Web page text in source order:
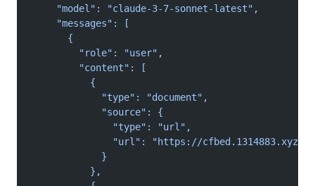
    "model": "claude-3-7-sonnet-latest",
    "messages": [
      {
        "role": "user",
        "content": [
          {
            "type": "document",
            "source": {
              "type": "url",
"url": "https://cfbed.1314883.xyz/
            }
          },